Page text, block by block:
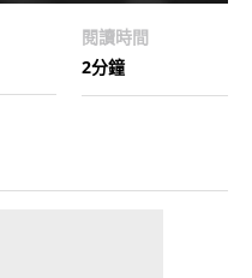
閱讀時間
2分鐘